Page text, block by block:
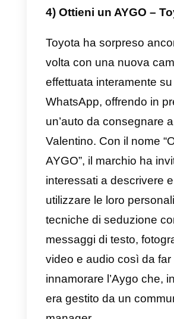
L’unica
la maionese del
pubblicizzato
proposta. Questa
marketing
su WhatsApp è
delle più originali e
del suo tempo,
questa piattaforma
raggiungere i
interazioni
assolutamente